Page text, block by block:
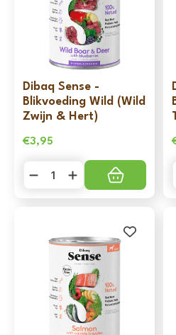
Dibaq Sense -
Blikvoeding Wild (Wild
Zwijn & Hert)
€3,95
Sense
Blikvoeding